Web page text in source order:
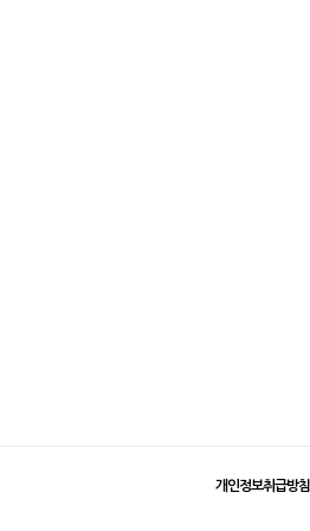
개인정보취급방침